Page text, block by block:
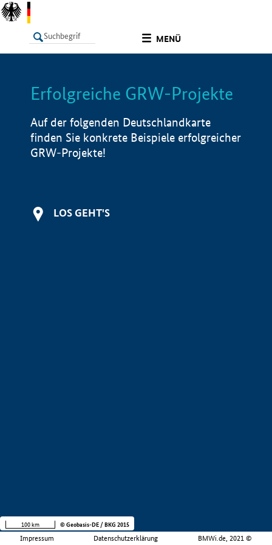
MENÜ
LISTE Info
Erfolgreiche GRW-Projekte
Auf der folgenden Deutschlandkarte
finden Sie konkrete Beispiele erfolgreicher
GRW-Projekte!
LOS GEHT'S
Impressum Datenschutzerklärung BMWi.de, 2021 ©
100 km © Geobasis-DE / BKG 2015